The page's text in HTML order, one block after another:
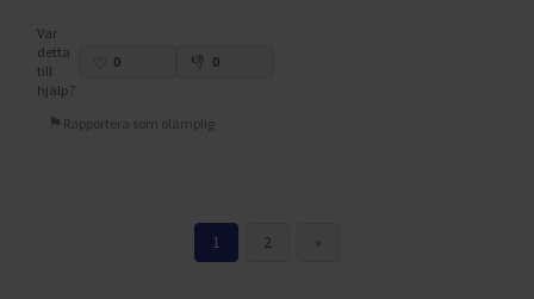
Var
detta
till
hjälp?
0 0
Rapportera som olämplig
1 2 »